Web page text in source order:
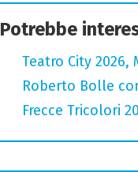
Potrebbe
Teatro City
Roberto Bolle
Frecce Tricolori